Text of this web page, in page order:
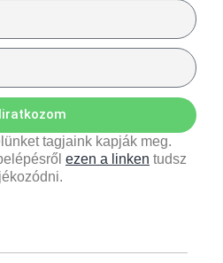
tagjaink kapják meg.
ezen a linken tudsz